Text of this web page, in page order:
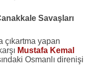
Savaşları
çıkartma yapan
Mustafa Kemal
Osmanlı direnişi